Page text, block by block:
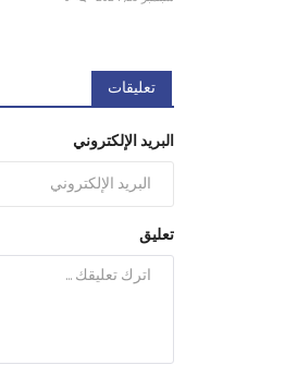
تعليقات
البريد الإلكتروني
تعليق